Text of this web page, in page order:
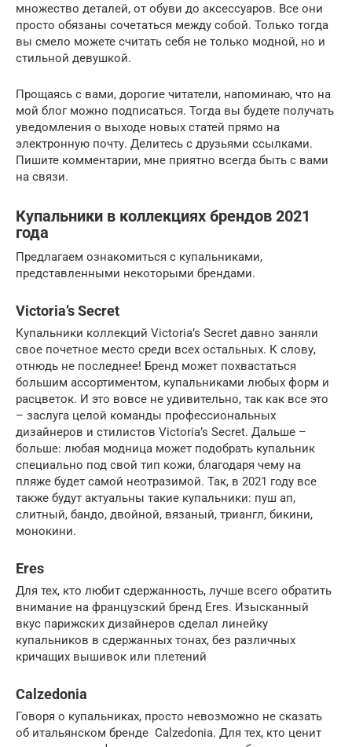
множество деталей, от обуви до аксессуаров. Все они
просто обязаны сочетаться между собой. Только тогда
вы смело можете считать себя не только модной, но и
стильной девушкой.
Прощаясь с вами, дорогие читатели, напоминаю, что на
мой блог можно подписаться. Тогда вы будете получать
уведомления о выходе новых статей прямо на
электронную почту. Делитесь с друзьями ссылками.
Пишите комментарии, мне приятно всегда быть с вами
на связи.
Купальники в коллекциях брендов 2021
года
Предлагаем ознакомиться с купальниками,
представленными некоторыми брендами.
Victoria’s Secret
Купальники коллекций Victoria’s Secret давно заняли
свое почетное место среди всех остальных. К слову,
отнюдь не последнее! Бренд может похвастаться
большим ассортиментом, купальниками любых форм и
расцветок. И это вовсе не удивительно, так как все это
– заслуга целой команды профессиональных
дизайнеров и стилистов Victoria’s Secret. Дальше –
больше: любая модница может подобрать купальник
специально под свой тип кожи, благодаря чему на
пляже будет самой неотразимой. Так, в 2021 году все
также будут актуальны такие купальники: пуш ап,
слитный, бандо, двойной, вязаный, триангл, бикини,
монокини.
Eres
Для тех, кто любит сдержанность, лучше всего обратить
внимание на французский бренд Eres. Изысканный
вкус парижских дизайнеров сделал линейку
купальников в сдержанных тонах, без различных
кричащих вышивок или плетений
Calzedonia
Говоря о купальниках, просто невозможно не сказать
об итальянском бренде Calzedonia. Для тех, кто ценит